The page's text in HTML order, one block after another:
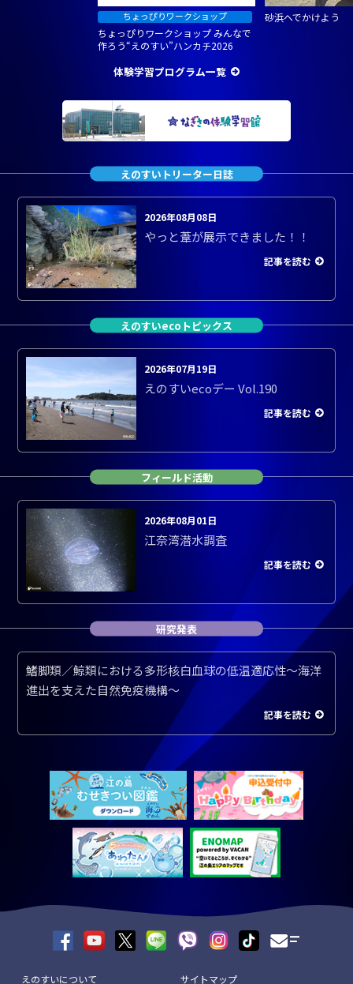
ちょっぴりワークショップ みんなで
作ろう“えのすい”ハンカチ2026
砂浜へでかけよう
体験学習プログラム一覧
えのすいトリーター日誌
2026年08月08日
やっと葦が展示できました！！
記事を読む
えのすいecoトピックス
2026年07月19日
えのすいecoデー Vol.190
記事を読む
フィールド活動
2026年08月01日
江奈湾潜水調査
記事を読む
研究発表
鰭脚類／鯨類における多形核白血球の低温適応性～海洋
進出を支えた自然免疫機構～
記事を読む
えのすいについて サイトマップ